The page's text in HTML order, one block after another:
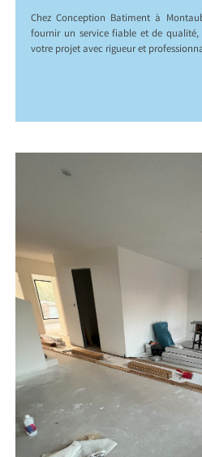
Chez Conception Batiment à
fournir un service fiable et de
votre projet avec rigueur et